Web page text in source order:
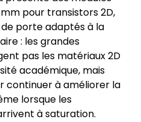
pour transistors 2D,
porte adaptés à la
: les grandes
pas les matériaux 2D
académique, mais
continuer à améliorer la
lorsque les
à saturation.